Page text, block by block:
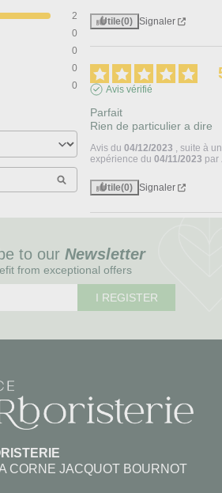
2
0
0
0
0
Utile(0) Signaler
Avis vérifié
Parfait
Rien de particulier a dire
Avis du04/12/2023 , suite à
expérience du04/11/2023 par
Utile(0) Signaler
to our Newsletter
from exceptional offers
I REGISTER
CORNE JACQUOT BOURNOT